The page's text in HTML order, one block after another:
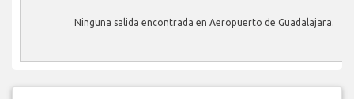
Ninguna salida encontrada en Aeropuerto de Guadalajara.